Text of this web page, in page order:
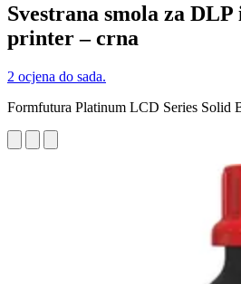
Svestrana smola za
printer – crna
2 ocjena do sada.
Formfutura Platinum LCD Series Solid